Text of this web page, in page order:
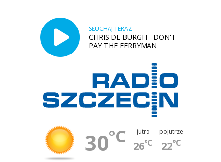
SŁUCHAJ TERAZ
CHRIS DE BURGH - DON'T
PAY THE FERRYMAN
30°C jutro
26°C
pojutrze
22°C